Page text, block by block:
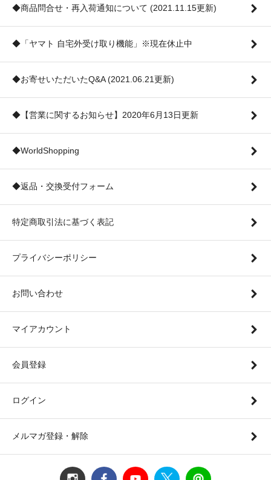
◆商品問合せ・再入荷通知について (2021.11.15更新)
◆「ヤマト 自宅外受け取り機能」※現在休止中
◆お寄せいただいたQ&A (2021.06.21更新)
◆【営業に関するお知らせ】2020年6月13日更新
◆WorldShopping
◆返品・交換受付フォーム
特定商取引法に基づく表記
プライバシーポリシー
お問い合わせ
マイアカウント
会員登録
ログイン
メルマガ登録・解除